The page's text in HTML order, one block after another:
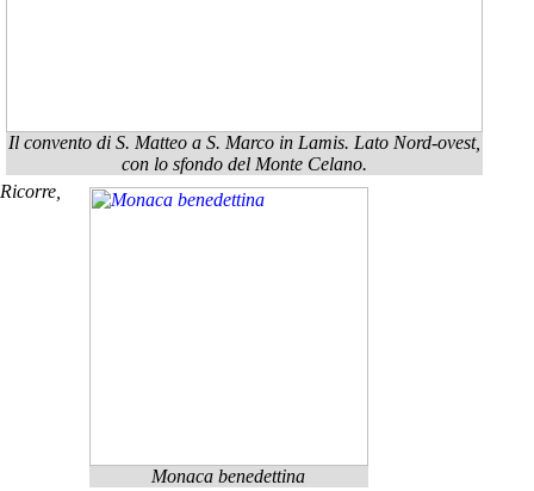
Il convento di S. Matteo a S. Marco in Lamis. Lato Nord-ovest,
con lo sfondo del Monte Celano.
Monaca benedettina
Ricorre,